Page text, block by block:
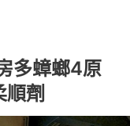
多蟑螂4原
劑